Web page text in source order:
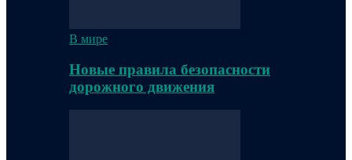
В мире
Новые правила безопасности
дорожного движения